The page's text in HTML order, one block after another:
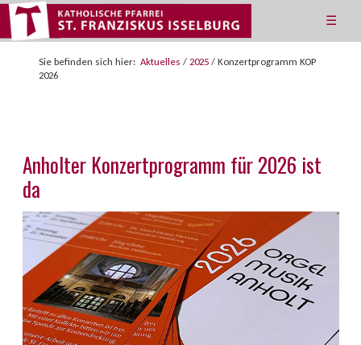
☰
Sie befinden sich hier: Aktuelles / 2025 / Konzertprogramm KOP
2026
Anholter Konzertprogramm für 2026 ist
da